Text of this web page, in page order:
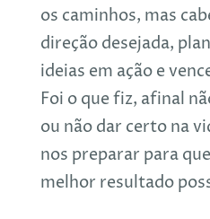
os caminhos, mas
direção desejada,
ideias em ação e
Foi o que fiz, afinal
ou não dar certo na
nos preparar para
melhor resultado